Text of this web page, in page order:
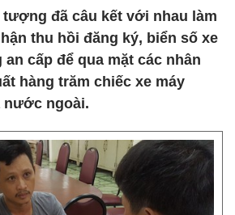
đã câu kết với nhau làm
thu hồi đăng ký, biển số xe
cấp để qua mặt các nhân
hàng trăm chiếc xe máy
nước ngoài.